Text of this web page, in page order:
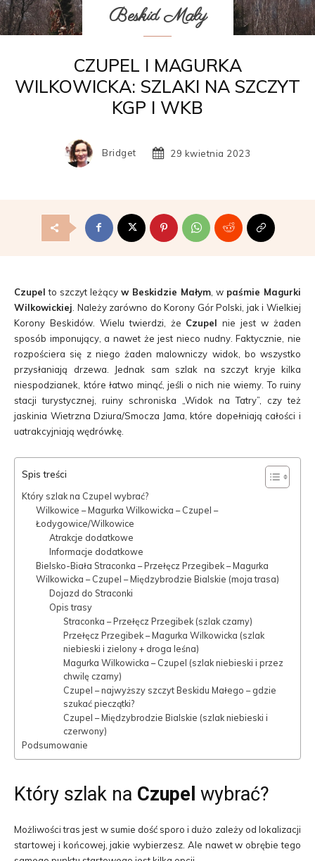
Beskid Mały
CZUPEL I MAGURKA
WILKOWICKA: SZLAKI NA SZCZYT
KGP I WKB
Bridget 29 kwietnia 2023
Czupel to szczyt leżący w Beskidzie Małym , w paśmie Magurki
Wilkowickiej . Należy zarówno do Korony Gór Polski, jak i Wielkiej
Korony Beskidów. Wielu twierdzi, że Czupel nie jest w żaden
sposób imponujący, a nawet że jest nieco nudny. Faktycznie, nie
rozpościera się z niego żaden malowniczy widok, bo wszystko
przysłaniają drzewa. Jednak sam szlak na szczyt kryje kilka
niespodzianek, które łatwo minąć, jeśli o nich nie wiemy. To ruiny
stacji turystycznej, ruiny schroniska „Widok na Tatry”, czy też
jaskinia Wietrzna Dziura/Smocza Jama, które dopełniają całości i
uatrakcyjniają wędrówkę.
Spis treści
Który szlak na Czupel wybrać?
Wilkowice – Magurka Wilkowicka – Czupel –
Łodygowice/Wilkowice
Atrakcje dodatkowe
Informacje dodatkowe
Bielsko-Biała Straconka – Przełęcz Przegibek – Magurka
Wilkowicka – Czupel – Międzybrodzie Bialskie (moja trasa)
Dojazd do Straconki
Opis trasy
Straconka – Przełęcz Przegibek (szlak czarny)
Przełęcz Przegibek – Magurka Wilkowicka (szlak
niebieski i zielony + droga leśna)
Magurka Wilkowicka – Czupel (szlak niebieski i przez
chwilę czarny)
Czupel – najwyższy szczyt Beskidu Małego – gdzie
szukać pieczątki?
Czupel – Międzybrodzie Bialskie (szlak niebieski i
czerwony)
Podsumowanie
Który szlak na Czupel wybrać?
Możliwości tras jest w sumie dość sporo i dużo zależy od lokalizacji
startowej i końcowej, jakie wybierzesz. Ale nawet w obrębie tego